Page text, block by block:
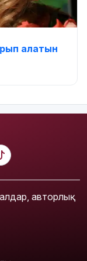
алатын
авторлық